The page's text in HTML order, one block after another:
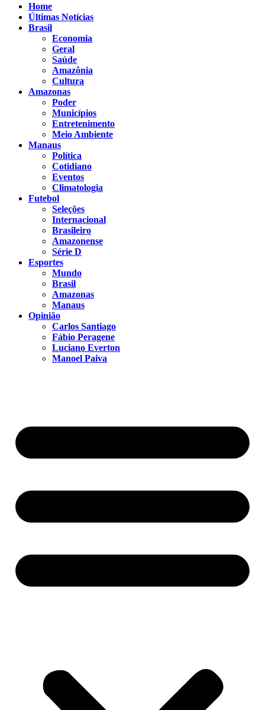
Home
Últimas Notícias
Brasil
Economia
Geral
Saúde
Amazônia
Cultura
Amazonas
Poder
Municípios
Entretenimento
Meio Ambiente
Manaus
Política
Cotidiano
Eventos
Climatologia
Futebol
Seleções
Internacional
Brasileiro
Amazonense
Série D
Esportes
Mundo
Brasil
Amazonas
Manaus
Opinião
Carlos Santiago
Fábio Peragene
Luciano Everton
Manoel Paiva